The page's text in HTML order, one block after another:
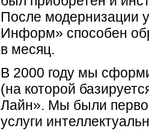
После модернизации
Информ» способен
в месяц.
В 2000 году мы
(на которой
Лайн». Мы были
услуги